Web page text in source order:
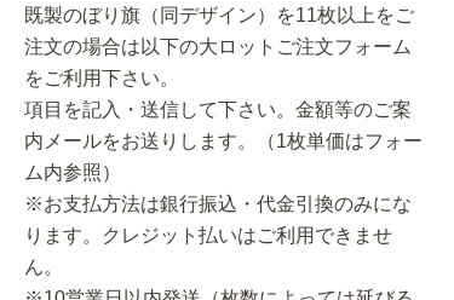
既製のぼり旗（同デザイン）を11枚以上をご
注文の場合は以下の大ロットご注文フォーム
をご利用下さい。
項目を記入・送信して下さい。金額等のご案
内メールをお送りします。（1枚単価はフォー
ム内参照）
※お支払方法は銀行振込・代金引換のみにな
ります。クレジット払いはご利用できませ
ん。